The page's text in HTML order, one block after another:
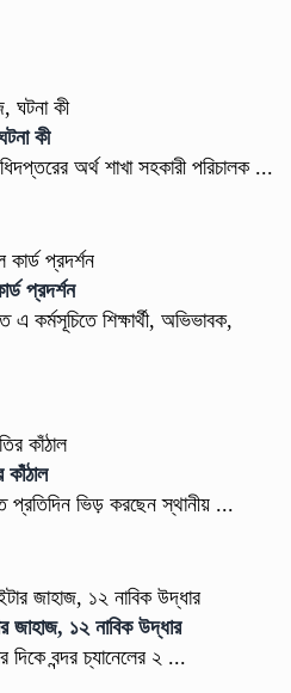
কী
অর্থ শাখা সহকারী পরিচালক ...
প্রদর্শন
শিক্ষার্থী, অভিভাবক,
কাঁঠাল
প্রতিদিন ভিড় করছেন স্থানীয় ...
জাহাজ, ১২ নাবিক উদ্ধার
বন্দর চ্যানেলের ২ ...